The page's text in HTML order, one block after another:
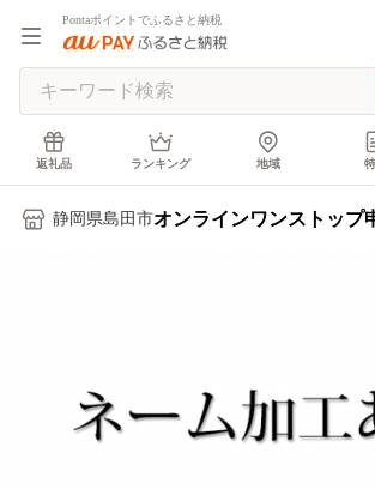
Pontaポイントでふるさと納税
返礼品 ランキング 地域
静岡県島田市オンラインワンストップ